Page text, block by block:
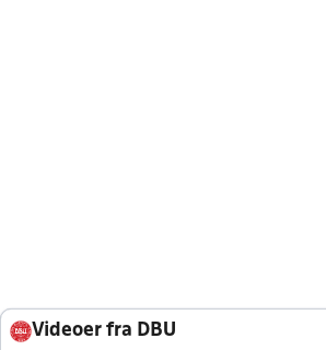
Videoer fra DBU